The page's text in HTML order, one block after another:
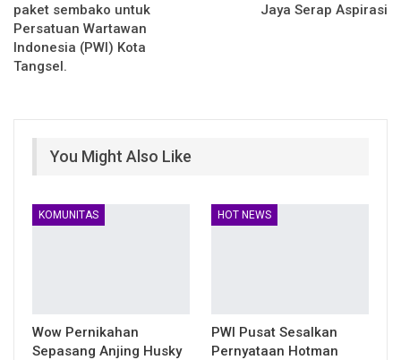
paket sembako untuk
Persatuan Wartawan
Indonesia (PWI) Kota
Tangsel.
Jaya Serap Aspirasi
You Might Also Like
KOMUNITAS
Wow Pernikahan
Sepasang Anjing Husky
HOT NEWS
PWI Pusat Sesalkan
Pernyataan Hotman